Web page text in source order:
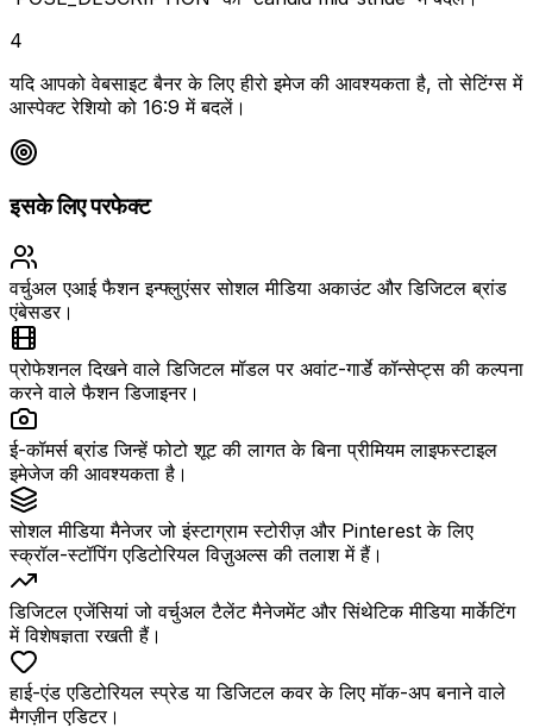
4
यदि आपको वेबसाइट बैनर के लिए हीरो इमेज की आवश्यकता है, तो सेटिंग्स में
आस्पेक्ट रेशियो को 16:9 में बदलें।
इसके लिए परफेक्ट
वर्चुअल एआई फैशन इन्फ्लुएंसर सोशल मीडिया अकाउंट और डिजिटल ब्रांड
एंबेसडर।
प्रोफेशनल दिखने वाले डिजिटल मॉडल पर अवांट-गार्डे कॉन्सेप्ट्स की कल्पना
करने वाले फैशन डिजाइनर।
ई-कॉमर्स ब्रांड जिन्हें फोटो शूट की लागत के बिना प्रीमियम लाइफस्टाइल
इमेजेज की आवश्यकता है।
सोशल मीडिया मैनेजर जो इंस्टाग्राम स्टोरीज़ और Pinterest के लिए
स्क्रॉल-स्टॉपिंग एडिटोरियल विज़ुअल्स की तलाश में हैं।
डिजिटल एजेंसियां जो वर्चुअल टैलेंट मैनेजमेंट और सिंथेटिक मीडिया मार्केटिंग
में विशेषज्ञता रखती हैं।
हाई-एंड एडिटोरियल स्प्रेड या डिजिटल कवर के लिए मॉक-अप बनाने वाले
मैगज़ीन एडिटर।